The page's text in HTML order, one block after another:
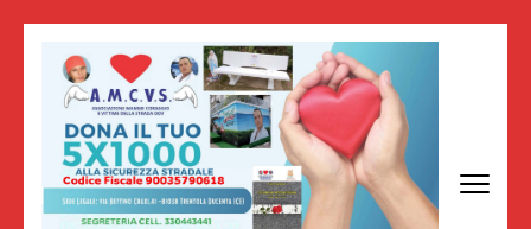
contenuto
(premi
invio)